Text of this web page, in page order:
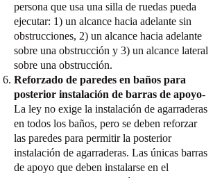
persona que usa una silla de ruedas pueda
ejecutar: 1) un alcance hacia adelante sin
obstrucciones, 2) un alcance hacia adelante
sobre una obstrucción y 3) un alcance lateral
sobre una obstrucción.
Reforzado de paredes en baños para
posterior instalación de barras de apoyo-
La ley no exige la instalación de agarraderas
en todos los baños, pero se deben reforzar
las paredes para permitir la posterior
instalación de agarraderas. Las únicas barras
de apoyo que deben instalarse en el